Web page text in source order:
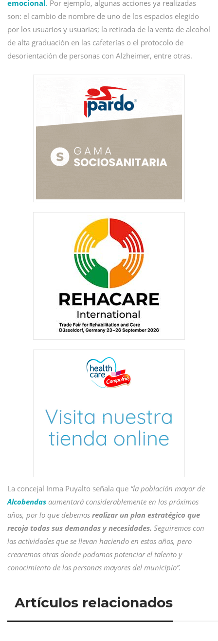
emocional . Por ejemplo, algunas acciones ya realizadas
son: el cambio de nombre de uno de los espacios elegido
por los usuarios y usuarias; la retirada de la venta de alcohol
de alta graduación en las cafeterías o el protocolo de
desorientación de personas con Alzheimer, entre otras.
La concejal Inma Puyalto señala que “la población mayor de
Alcobendas aumentará considerablemente en los próximos
años, por lo que debemos realizar un plan estratégico que
recoja todas sus demandas y necesidades. Seguiremos con
las actividades que se llevan haciendo en estos años, pero
crearemos otras donde podamos potenciar el talento y
conocimiento de las personas mayores del municipio”.
Artículos relacionados